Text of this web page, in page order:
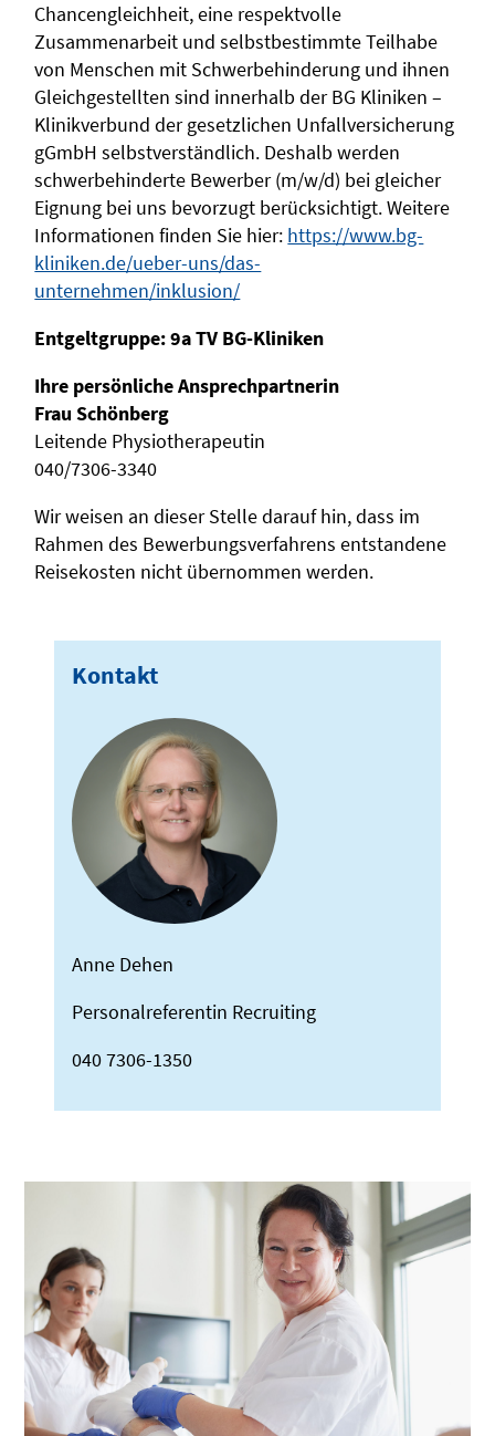
Chancengleichheit, eine respektvolle
Zusammenarbeit und selbstbestimmte Teilhabe
von Menschen mit Schwerbehinderung und ihnen
Gleichgestellten sind innerhalb der BG Kliniken –
Klinikverbund der gesetzlichen Unfallversicherung
gGmbH selbstverständlich. Deshalb werden
schwerbehinderte Bewerber (m/w/d) bei gleicher
Eignung bei uns bevorzugt berücksichtigt. Weitere
Informationen finden Sie hier: https://www.bg-
kliniken.de/ueber-uns/das-
unternehmen/inklusion/
Entgeltgruppe: 9a TV BG-Kliniken
Ihre persönliche Ansprechpartnerin
Frau Schönberg
Leitende Physiotherapeutin
040/7306-3340
Wir weisen an dieser Stelle darauf hin, dass im
Rahmen des Bewerbungsverfahrens entstandene
Reisekosten nicht übernommen werden.
Kontakt
Anne Dehen
Personalreferentin Recruiting
040 7306-1350